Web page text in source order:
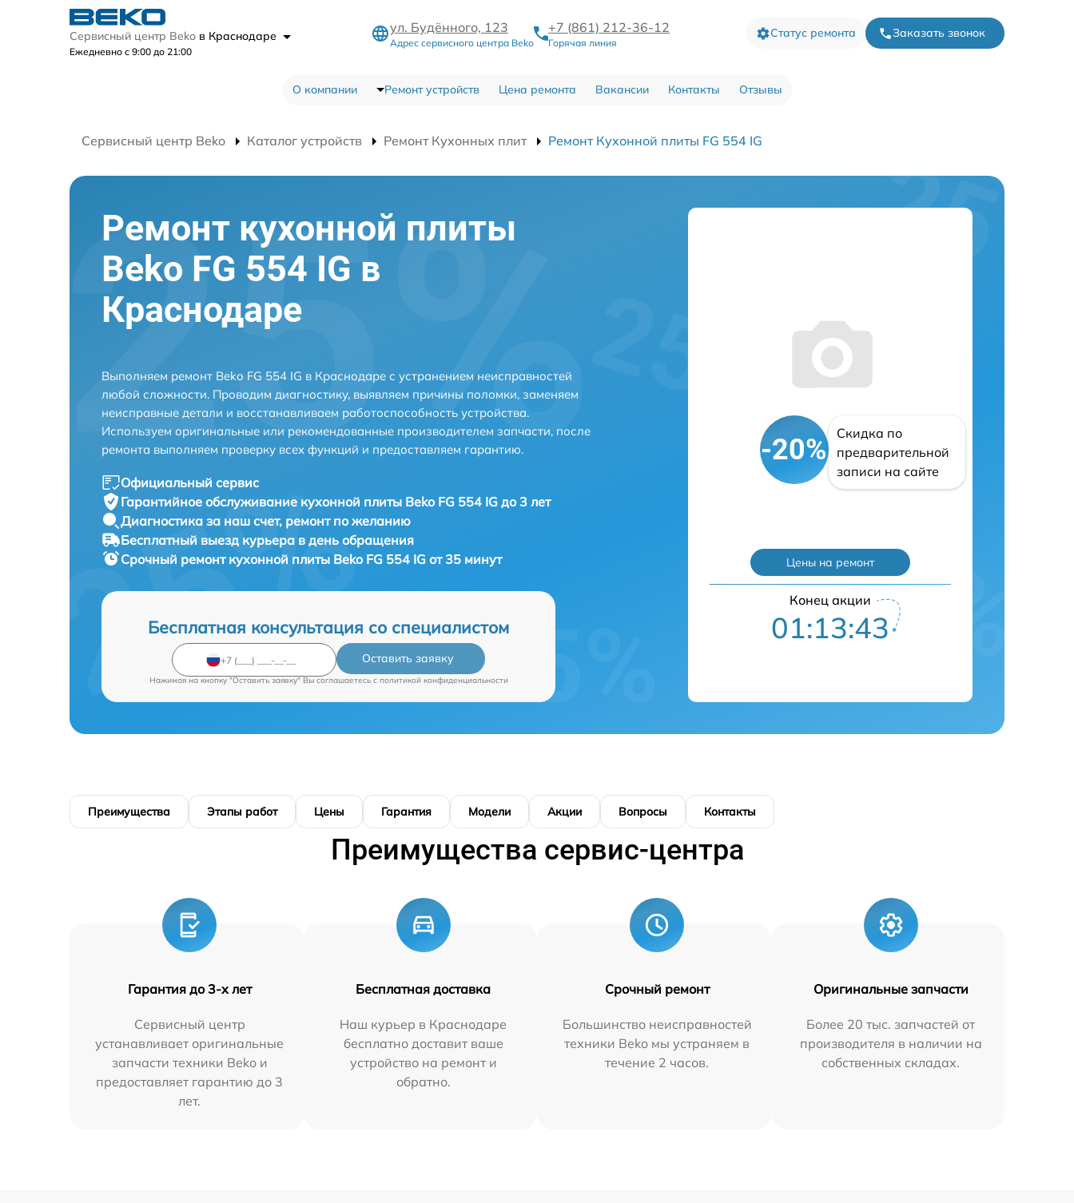
Сервисный центр Beko в Краснодаре
Ежедневно с 9:00 до 21:00
ул. Будённого, 123
Адрес сервисного центра Beko
+7 (861) 212-36-12
Горячая линия
Статус ремонта Заказать звонок
О компании Ремонт устройств Цена ремонта Вакансии Контакты Отзывы
Сервисный центр Beko Каталог устройств Ремонт Кухонных плит Ремонт Кухонной плиты FG 554 IG
Ремонт кухонной плиты
Beko FG 554 IG в
Краснодаре
Выполняем ремонт Beko FG 554 IG в Краснодаре с устранением неисправностей
любой сложности. Проводим диагностику, выявляем причины поломки, заменяем
неисправные детали и восстанавливаем работоспособность устройства.
Используем оригинальные или рекомендованные производителем запчасти, после
ремонта выполняем проверку всех функций и предоставляем гарантию.
Официальный сервис
Гарантийное обслуживание кухонной плиты Beko FG 554 IG до 3 лет
Диагностика за наш счет, ремонт по желанию
Бесплатный выезд курьера в день обращения
Срочный ремонт кухонной плиты Beko FG 554 IG от 35 минут
Бесплатная консультация со специалистом
Оставить заявку
Нажимая на кнопку "Оставить заявку" Вы соглашаетесь c политикой конфиденциальности
-20%
Скидка по
предварительной
записи на сайте
Цены на ремонт
Конец акции
01:13:42
Преимущества Этапы работ Цены Гарантия Модели Акции Вопросы Контакты
Преимущества сервис-центра
Гарантия до 3-х лет
Сервисный центр
устанавливает оригинальные
запчасти техники Beko и
предоставляет гарантию до 3
лет.
Бесплатная доставка
Наш курьер в Краснодаре
бесплатно доставит ваше
устройство на ремонт и
обратно.
Срочный ремонт
Большинство неисправностей
техники Beko мы устраняем в
течение 2 часов.
Оригинальные запчасти
Более 20 тыс. запчастей от
производителя в наличии на
собственных складах.